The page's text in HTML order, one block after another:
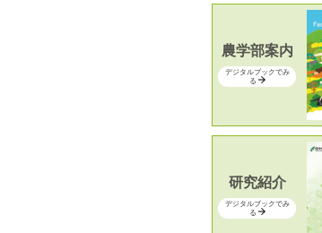
農学部案内
デジタルブックでみ
る
研究紹介
デジタルブックでみ
る